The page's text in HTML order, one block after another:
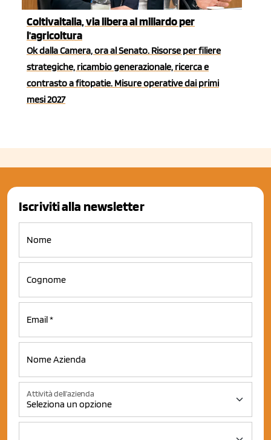
Coltivaitalia, via libera al miliardo per
l'agricoltura
Ok dalla Camera, ora al Senato. Risorse per filiere
strategiche, ricambio generazionale, ricerca e
contrasto a fitopatie. Misure operative dai primi
mesi 2027
Iscriviti alla newsletter
Attività dell'azienda